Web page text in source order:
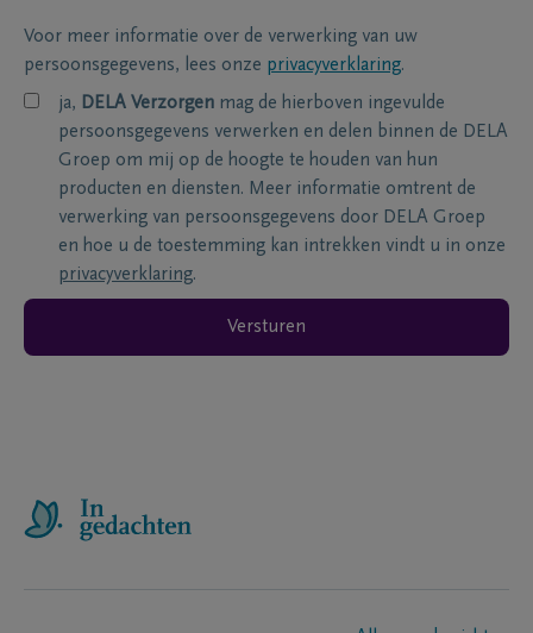
Voor meer informatie over de verwerking van uw
persoonsgegevens, lees onze privacyverklaring.
ja, DELA Verzorgen mag de hierboven ingevulde
persoonsgegevens verwerken en delen binnen de DELA
Groep om mij op de hoogte te houden van hun
producten en diensten. Meer informatie omtrent de
verwerking van persoonsgegevens door DELA Groep
en hoe u de toestemming kan intrekken vindt u in onze
privacyverklaring.
Versturen